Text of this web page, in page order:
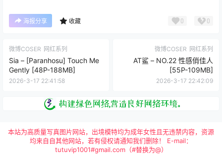
海报分享 收藏 0 0
微博COSER 网红系列
Sia – [Paranhosu] Touch Me
Gently [48P-188MB]
2026-3-17 22:41:58
微博COSER 网红系列
AT鲨 – NO.22 性感俏佳人
[55P-109MB]
2026-3-17 22:42:09
本站为高质量写真图片网站，出境模特均为成年女性且无违禁内容，资源
均来自自其他网站，若有侵权请通知我们删除！ E-mail：
tutuvip1001#gmail.com（#替换为@）